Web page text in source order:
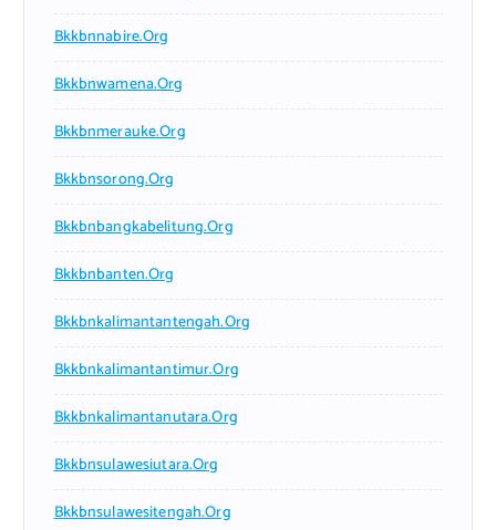
Bkkbnnabire.org
Bkkbnwamena.org
Bkkbnmerauke.org
Bkkbnsorong.org
Bkkbnbangkabelitung.org
Bkkbnbanten.org
Bkkbnkalimantantengah.org
Bkkbnkalimantantimur.org
Bkkbnkalimantanutara.org
Bkkbnsulawesiutara.org
Bkkbnsulawesitengah.org